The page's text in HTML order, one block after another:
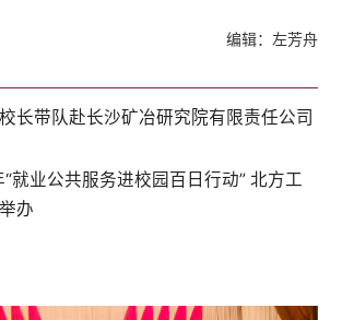
编辑：左芳舟
长带队赴长沙矿冶研究院有限责任公司
就业公共服务进校园百日行动” 北方工
办